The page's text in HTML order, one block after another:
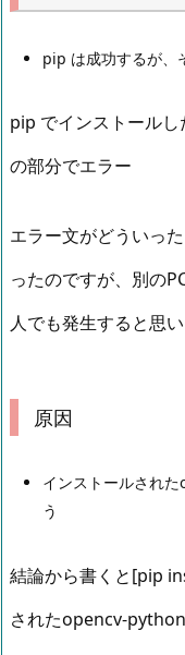
pip は成功するが
pip でインストール
の部分でエラー
エラー文がどういっ
ったのですが、別の
人でも発生すると思い
原因
インストールされ
う
結論から書くと[pip
されたopencv-python